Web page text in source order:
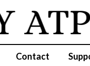
ATP
Contact